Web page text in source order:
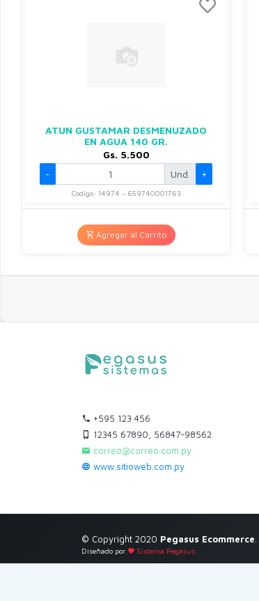
ATUN GUSTAMAR DESMENUZADO
EN AGUA 140 GR.
Gs. 5.500
-
Und. +
Codigo: 14974 - 659740001763
Agregar al Carrito
+595 123 456
12345 67890, 56847-98562
correo@correo.com.py
www.sitioweb.com.py
© Copyright 2020 Pegasus Ecommerce
Diseñado por Sistema Pegasus